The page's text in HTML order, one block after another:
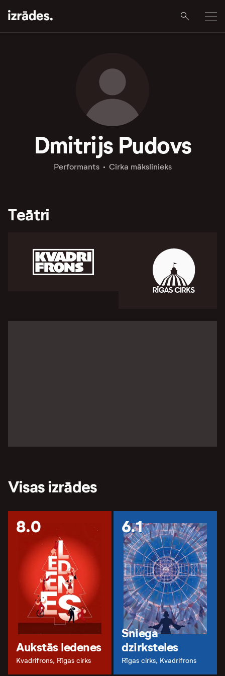
Dmitrijs Pudovs
Performants Cirka mākslinieks
Teātri
Visas izrādes
8.0
Aukstās ledenes
Kvadrifrons, Rīgas cirks
6.1
Sniega
dzirksteles
Rīgas cirks, Kvadrifrons